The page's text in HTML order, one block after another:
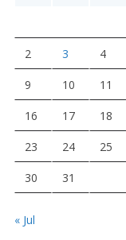
2 3 4
9 10 11
16 17 18
23 24 25
30 31
« Jul